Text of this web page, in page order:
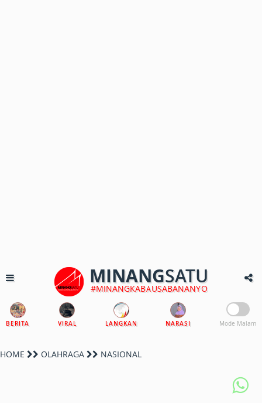
MINANGSATU
#MINANGKABAUSABANANYO
BERITA VIRAL LANGKAN NARASI Mode Malam
HOME OLAHRAGA NASIONAL